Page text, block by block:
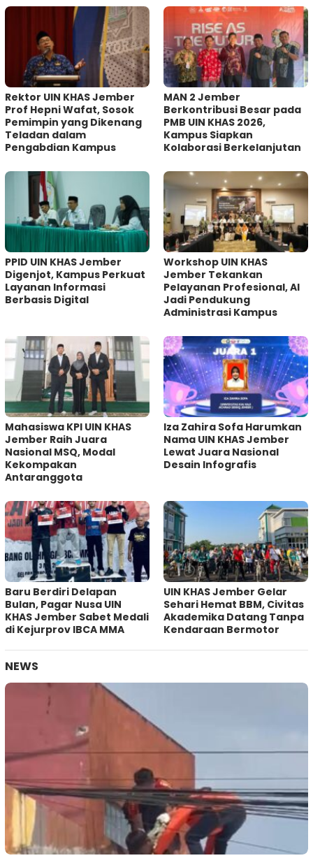
Rektor UIN KHAS Jember
Prof Hepni Wafat, Sosok
Pemimpin yang Dikenang
Teladan dalam
Pengabdian Kampus
MAN 2 Jember
Berkontribusi Besar pada
PMB UIN KHAS 2026,
Kampus Siapkan
Kolaborasi Berkelanjutan
PPID UIN KHAS Jember
Digenjot, Kampus Perkuat
Layanan Informasi
Berbasis Digital
Workshop UIN KHAS
Jember Tekankan
Pelayanan Profesional, AI
Jadi Pendukung
Administrasi Kampus
Mahasiswa KPI UIN KHAS
Jember Raih Juara
Nasional MSQ, Modal
Kekompakan
Antaranggota
Iza Zahira Sofa Harumkan
Nama UIN KHAS Jember
Lewat Juara Nasional
Desain Infografis
Baru Berdiri Delapan
Bulan, Pagar Nusa UIN
KHAS Jember Sabet Medali
di Kejurprov IBCA MMA
UIN KHAS Jember Gelar
Sehari Hemat BBM, Civitas
Akademika Datang Tanpa
Kendaraan Bermotor
NEWS